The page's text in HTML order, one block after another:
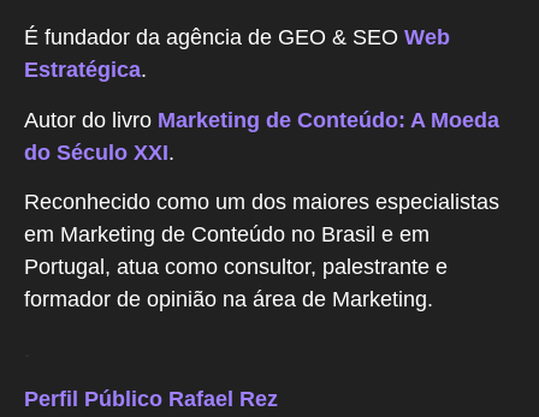
É fundador da agência de GEO & SEO Web
Estratégica.
Autor do livro Marketing de Conteúdo: A Moeda
do Século XXI.
Reconhecido como um dos maiores especialistas
em Marketing de Conteúdo no Brasil e em
Portugal, atua como consultor, palestrante e
formador de opinião na área de Marketing.
Perfil Público Rafael Rez